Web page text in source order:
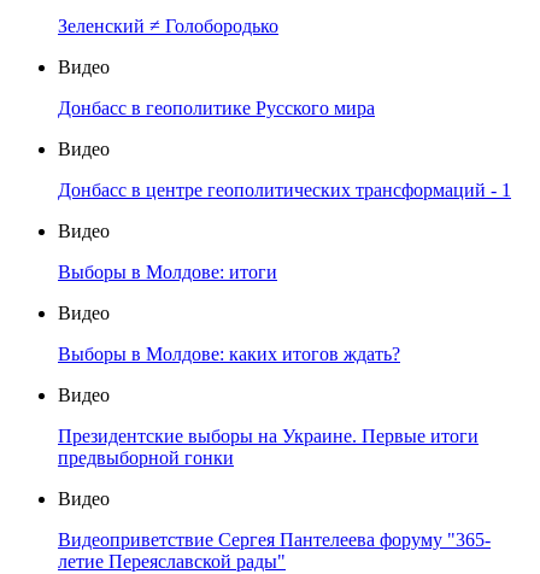
Зеленский ≠ Голобородько
Видео
Донбасс в геополитике Русского мира
Видео
Донбасс в центре геополитических трансформаций - 1
Видео
Выборы в Молдове: итоги
Видео
Выборы в Молдове: каких итогов ждать?
Видео
Президентские выборы на Украине. Первые итоги
предвыборной гонки
Видео
Видеоприветствие Сергея Пантелеева форуму "365-
летие Переяславской рады"